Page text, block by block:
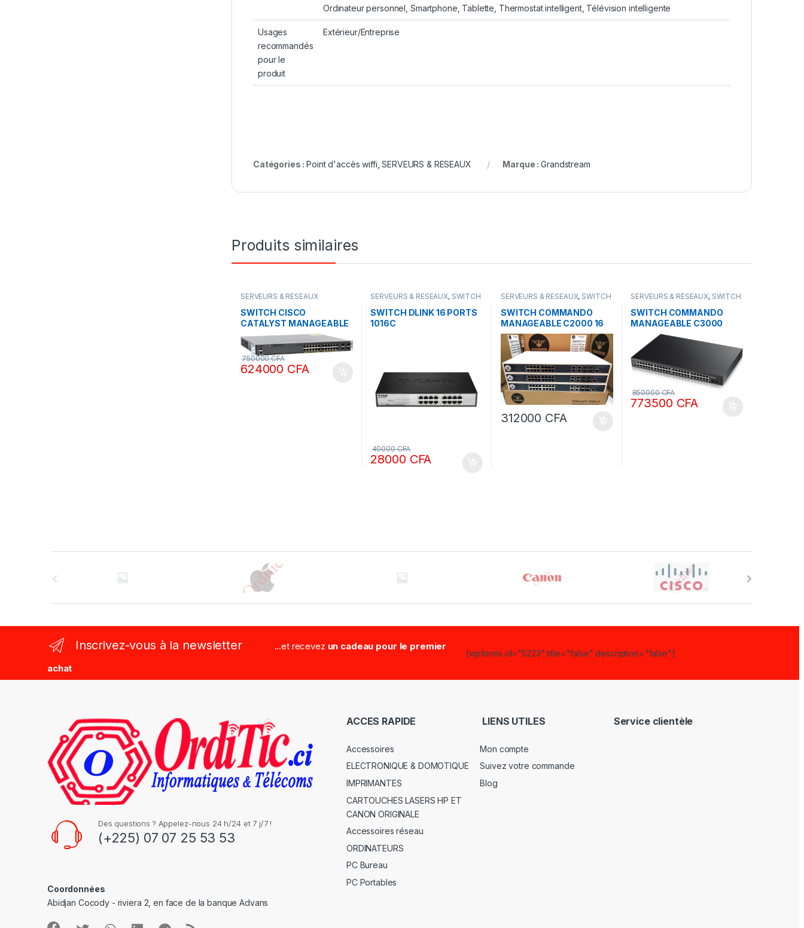
Ordinateur personnel, Smartphone, Tablette, Thermostat intelligent, Télévision intelligente
Usages
recommandés
pour le
produit
Extérieur/Entreprise
Catégories :Point d'accès wiffi ,SERVEURS & RESEAUX Marque :Grandstream
Produits similaires
SERVEURS & RESEAUX
SWITCH CISCO
CATALYST MANAGEABLE
C2960X 24 PORTS PS-L
1G GIGABYT POE
624000 CFA
750000CFA
SERVEURS & RESEAUX, SWITCH
SWITCH DLINK 16 PORTS
1016C
28000 CFA
40000CFA
SERVEURS & RESEAUX, SWITCH
SWITCH COMMANDO
MANAGEABLE C2000 16
ports Gigabyte + POE 290
312000 CFA
SERVEURS & RESEAUX, SWITCH
SWITCH COMMANDO
MANAGEABLE C3000
48ports Gigabyte + POE
800 w
773500 CFA
850000CFA
s
Inscrivez-vous à la newsletter ...et recevez un cadeau pour le premier
achat
[wpforms id="5223" title="false" description="false"]
Des questions ? Appelez-nous 24 h/24 et 7 j/7 !
(+225) 07 07 25 53 53
Coordonnées
Abidjan Cocody - riviera 2, en face de la banque Advans
ACCES RAPIDE
Accessoires
ELECTRONIQUE & DOMOTIQUE
IMPRIMANTES
CARTOUCHES LASERS HP ET
CANON ORIGINALE
Accessoires réseau
ORDINATEURS
PC Bureau
PC Portables
LIENS UTILES
Mon compte
Suivez votre commande
Blog
Service clientèle